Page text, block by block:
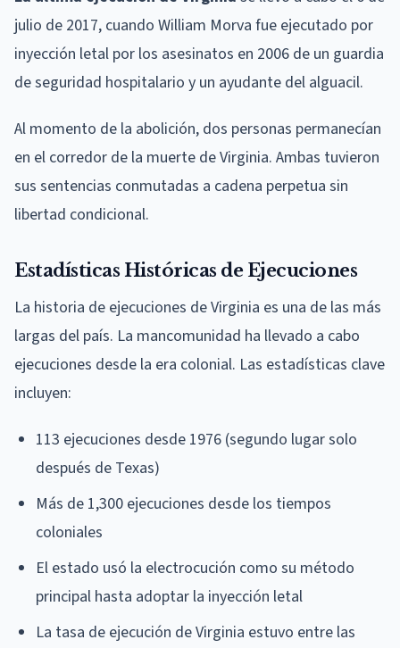
julio de 2017, cuando William Morva fue ejecutado por
inyección letal por los asesinatos en 2006 de un guardia
de seguridad hospitalario y un ayudante del alguacil.
Al momento de la abolición, dos personas permanecían
en el corredor de la muerte de Virginia. Ambas tuvieron
sus sentencias conmutadas a cadena perpetua sin
libertad condicional.
Estadísticas Históricas de Ejecuciones
La historia de ejecuciones de Virginia es una de las más
largas del país. La mancomunidad ha llevado a cabo
ejecuciones desde la era colonial. Las estadísticas clave
incluyen:
113 ejecuciones desde 1976 (segundo lugar solo
después de Texas)
Más de 1,300 ejecuciones desde los tiempos
coloniales
El estado usó la electrocución como su método
principal hasta adoptar la inyección letal
La tasa de ejecución de Virginia estuvo entre las